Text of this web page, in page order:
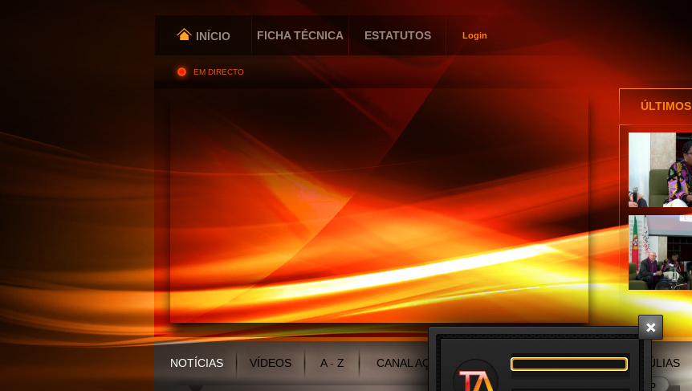
INÍCIO FICHA TÉCNICA ESTATUTOS Login
EM DIRECTO
ÚLTIMOS
NOTÍCIAS VÍDEOS A - Z CANAL AÇORES CANAL MADEIRA TERTÚLIAS